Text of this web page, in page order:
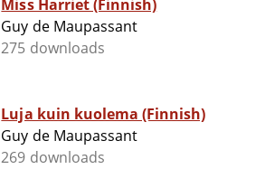
Miss Harriet (Finnish)
Guy de Maupassant
275 downloads
Luja kuin kuolema (Finnish)
Guy de Maupassant
269 downloads